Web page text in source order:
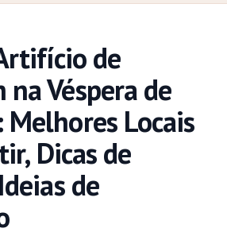
de
na Véspera de
Locais
Dicas de
de